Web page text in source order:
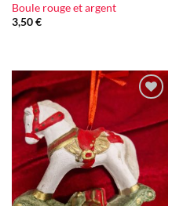
Boule rouge et argent
3,50€
à la liste
d'envie